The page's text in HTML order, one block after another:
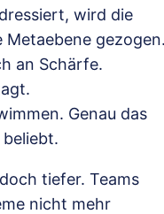
wird die
Metaebene
an Schärfe.
Genau das
tiefer. Teams
nicht mehr